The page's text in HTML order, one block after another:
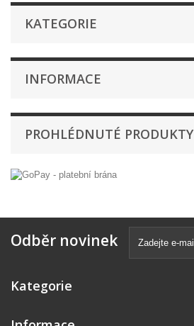
KATEGORIE
INFORMACE
PROHLÉDNUTÉ PRODUKTY
Odběr novinek
Kategorie